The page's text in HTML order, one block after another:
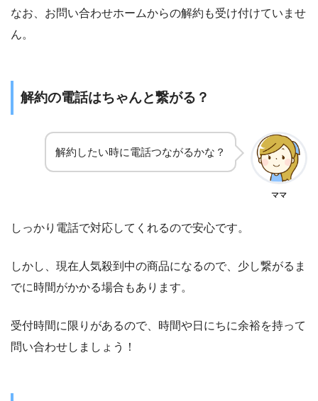
なお、お問い合わせホームからの解約も受け付けていませ
ん。
解約の電話はちゃんと繋がる？
解約したい時に電話つながるかな？
ママ
しっかり電話で対応してくれるので安心です。
しかし、現在人気殺到中の商品になるので、少し繋がるま
でに時間がかかる場合もあります。
受付時間に限りがあるので、時間や日にちに余裕を持って
問い合わせしましょう！